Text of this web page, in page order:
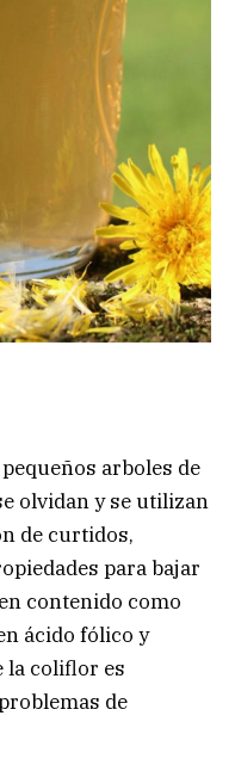
arboles de
olvidan y se utilizan
de curtidos,
para bajar
contenido como
ácido fólico y
la coliflor es
de